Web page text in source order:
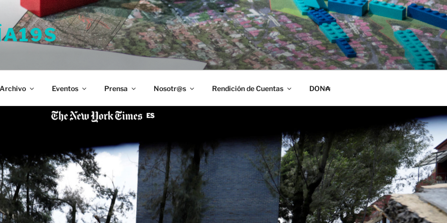
Archivo Eventos Prensa Nosotr@s Rendición de Cuentas DON₳